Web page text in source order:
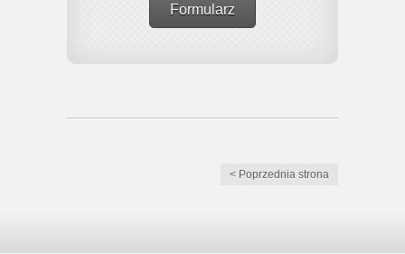
Formularz
< Poprzednia strona